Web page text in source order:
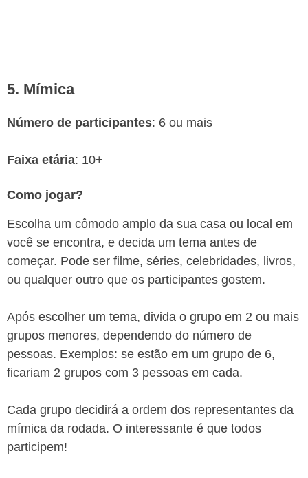
5. Mímica
Número de participantes: 6 ou mais
Faixa etária: 10+
Como jogar?
Escolha um cômodo amplo da sua casa ou local em
você se encontra, e decida um tema antes de
começar. Pode ser filme, séries, celebridades, livros,
ou qualquer outro que os participantes gostem.
Após escolher um tema, divida o grupo em 2 ou mais
grupos menores, dependendo do número de
pessoas. Exemplos: se estão em um grupo de 6,
ficariam 2 grupos com 3 pessoas em cada.
Cada grupo decidirá a ordem dos representantes da
mímica da rodada. O interessante é que todos
participem!